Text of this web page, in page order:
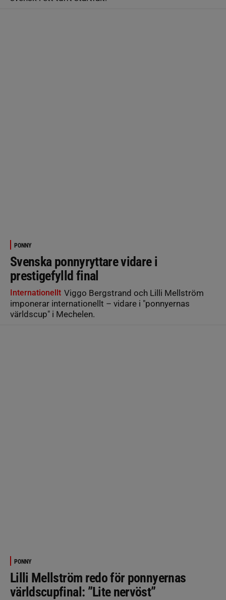
PONNY
Svenska ponnyryttare vidare i
prestigefylld final
Internationellt Viggo Bergstrand och Lilli Mellström
imponerar internationellt – vidare i "ponnyernas
världscup" i Mechelen.
PONNY
Lilli Mellström redo för ponnyernas
världscupfinal: ”Lite nervöst”